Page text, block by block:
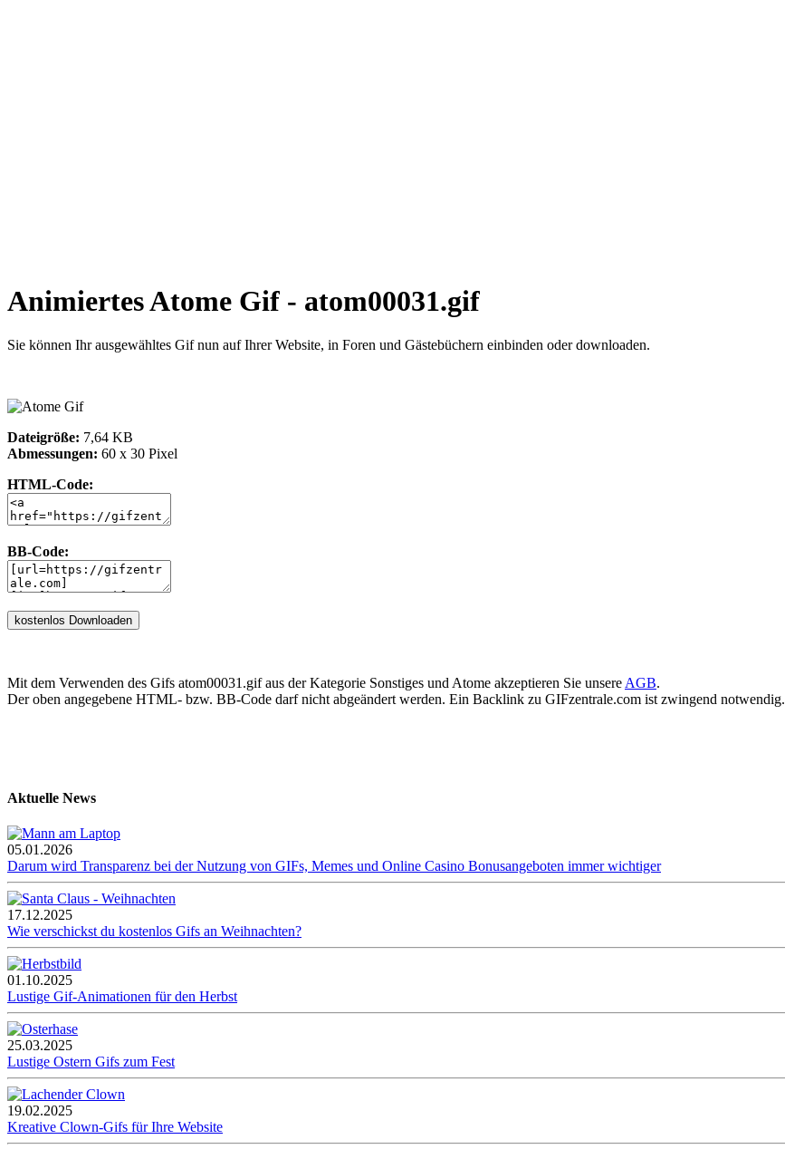
Animiertes Atome Gif - atom00031.gif
Sie können Ihr ausgewähltes Gif nun auf Ihrer Website, in Foren und Gästebüchern einbinden oder downloaden.
Dateigröße: 7,64 KB
Abmessungen: 60 x 30 Pixel
HTML-Code:
BB-Code:
Mit dem Verwenden des Gifs atom00031.gif aus der Kategorie Sonstiges und Atome akzeptieren Sie unsere AGB.
Der oben angegebene HTML- bzw. BB-Code darf nicht abgeändert werden. Ein Backlink zu GIFzentrale.com ist zwingend notwendig.
Aktuelle News
05.01.2026
Darum wird Transparenz bei der Nutzung von GIFs, Memes und Online Casino Bonusangeboten immer wichtiger
17.12.2025
Wie verschickst du kostenlos Gifs an Weihnachten?
01.10.2025
Lustige Gif-Animationen für den Herbst
25.03.2025
Lustige Ostern Gifs zum Fest
19.02.2025
Kreative Clown-Gifs für Ihre Website